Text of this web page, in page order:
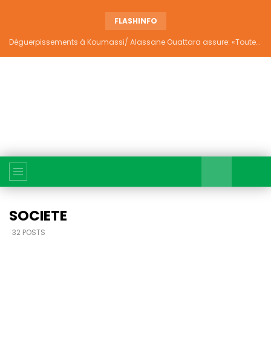
FLASHINFO
Déguerpissements à Koumassi/ Alassane Ouattara assure: «Toutes les responsabilités seront établies et elles donneront lieu aux sanctions prévues par la loi»
SOCIETE
32 POSTS